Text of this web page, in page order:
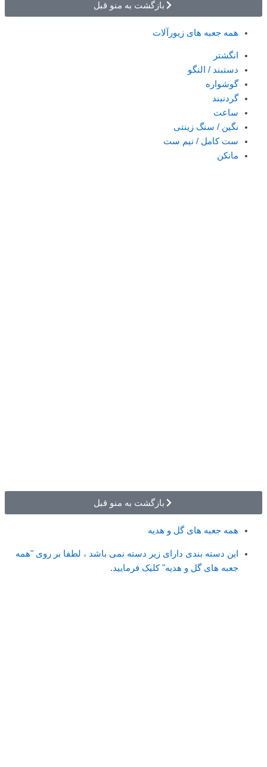
بازگشت به منو قبل
همه جعبه های زیورآلات
انگشتر
دستبند / النگو
گوشواره
گردنبند
ساعت
نگین / سنگ زینتی
ست کامل / نیم ست
مانکن
بازگشت به منو قبل
همه جعبه های گل و هدیه
این دسته بندی دارای زیر دسته نمی باشد ، لطفا بر روی "همه
جعبه های گل و هدیه" کلیک فرمایید.